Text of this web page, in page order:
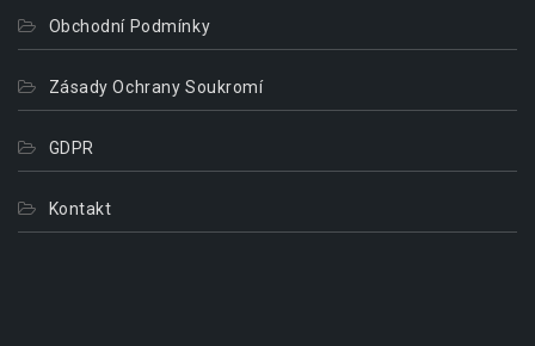
Obchodní Podmínky
Zásady Ochrany Soukromí
GDPR
Kontakt